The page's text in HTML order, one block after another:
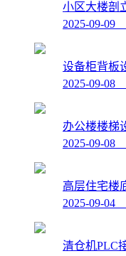
小区大楼剖
2025-09-09
设备柜背板
2025-09-08
办公楼楼梯
2025-09-08
高层住宅楼
2025-09-04
清仓机PLC